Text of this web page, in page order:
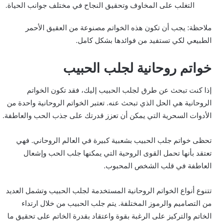
التغلب على المخاوف وتحقيق النجاح في مختلف جوانب الحياة.
ملاحظة: يجب أن تكون هذه الخواتم مصنوعة من العقيق الأحمر
الطبيعي لكي تستفيد من فوائدها بشكل كامل.
خواتم روحانية لجلب الحبيب
إذا كنت تبحث عن طرق لجلب الحبيب إليك، فقد تكون الخواتم
الروحانية هي الحل الذي تبحث عنه. تعتبر الخواتم الروحانية واحدة من
الأدوات السحرية التي يمكن أن تعزز قدرتك على جذب الحب والعاطفة.
تحظى خواتم جلب الحبيب بشعبية كبيرة في العالم الروحاني. فهي
تعتقد بأنها تحمل القوى الروحية التي يمكنها جلب الحب وإشعال
العاطفة في قلب الشخص المحبوب.
تتنوع أنواع الخواتم الروحانية المستخدمة لجلب الحبيب وتشمل العديد
من التصاميم والرموز المختلفة. يتم جلب الحبيب من خلال ارتداء
الخاتم والتركيز على الرغبة بقوة واعتقاد بقدرة الخاتم على تحقيق ما